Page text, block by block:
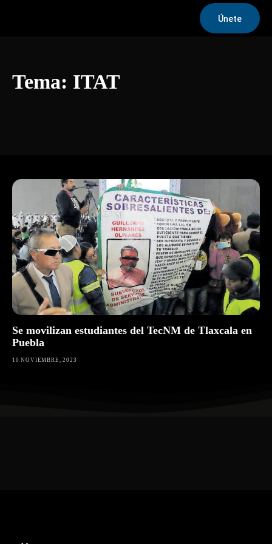
Únete
Tema: ITAT
Se movilizan estudiantes del TecNM de Tlaxcala en
Puebla
10 NOVIEMBRE, 2023